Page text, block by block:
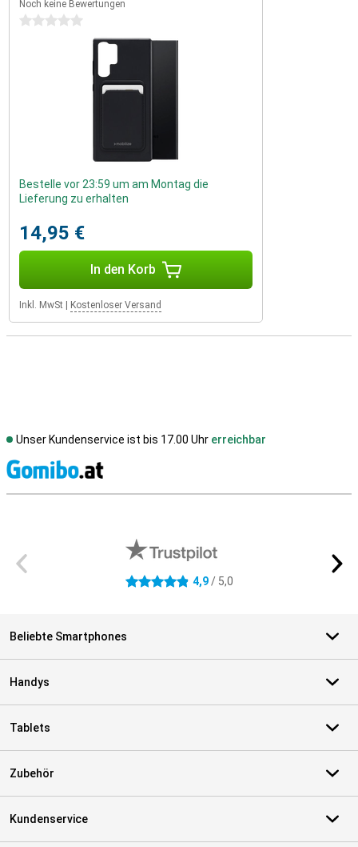
Noch keine Bewertungen
0 Sterne
Bestelle vor 23:59 um am Montag die
Lieferung zu erhalten
14,95 €
In den Korb
Inkl. MwSt Kostenloser Versand
Unser Kundenservice ist bis 17.00 Uhr erreichbar
4.9 Sterne 4,9/ 5,0
Beliebte Smartphones
Handys
Tablets
Zubehör
Kundenservice